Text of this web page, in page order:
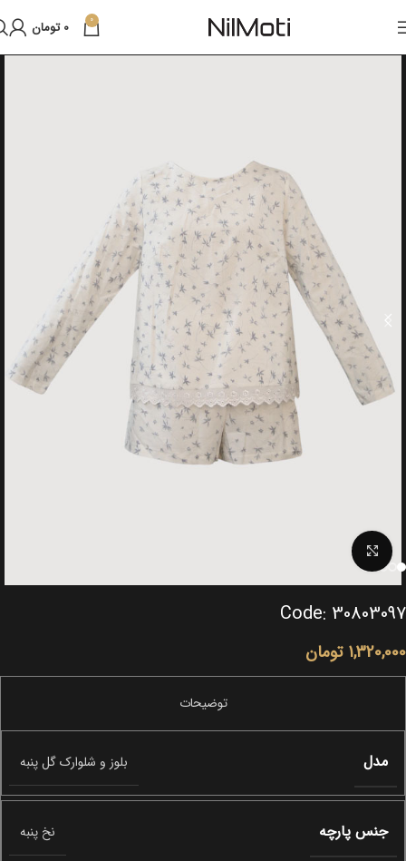
0
0 تومان
Click to enlarge
Code: 30803097
1,320,000 تومان
مدل بلوز و شلوارک گل پنبه
جنس پارچه نخ پنبه